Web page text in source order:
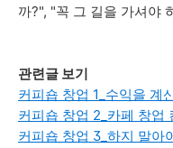
까?", "꼭 그 길을 가셔야
관련글 보기
커피숍 창업 1_수익을 계
커피숍 창업 2_카페 창업
커피숍 창업 3_하지 말아